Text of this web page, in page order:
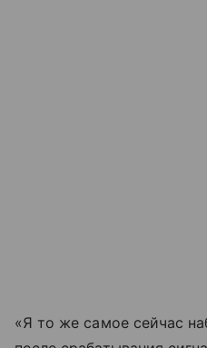
«Я то же самое сейчас